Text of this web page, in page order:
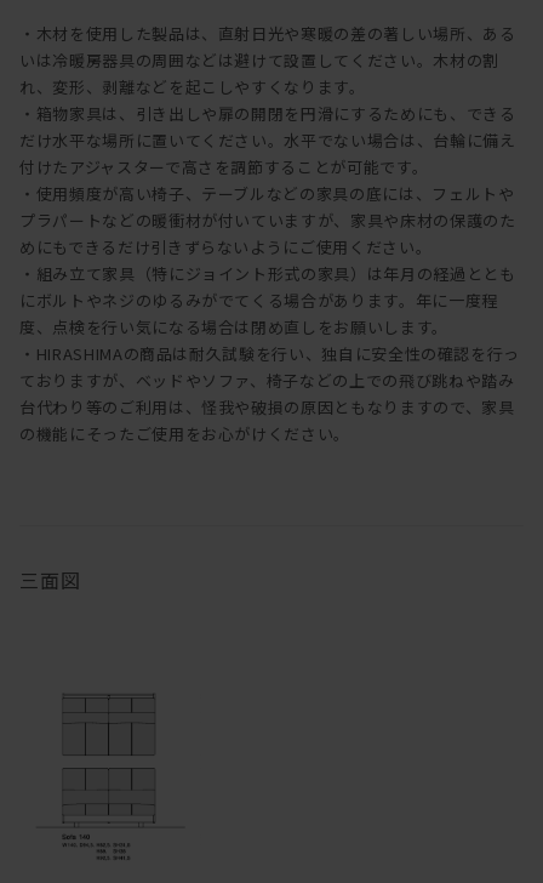
・木材を使用した製品は、直射日光や寒暖の差の著しい場所、ある
いは冷暖房器具の周囲などは避けて設置してください。木材の割
れ、変形、剥離などを起こしやすくなります。
・箱物家具は、引き出しや扉の開閉を円滑にするためにも、できる
だけ水平な場所に置いてください。水平でない場合は、台輪に備え
付けたアジャスターで高さを調節することが可能です。
・使用頻度が高い椅子、テーブルなどの家具の底には、フェルトや
プラパートなどの暖衝材が付いていますが、家具や床材の保護のた
めにもできるだけ引きずらないようにご使用ください。
・組み立て家具（特にジョイント形式の家具）は年月の経過ととも
にボルトやネジのゆるみがでてくる場合があります。年に一度程
度、点検を行い気になる場合は閉め直しをお願いします。
・HIRASHIMAの商品は耐久試験を行い、独自に安全性の確認を行っ
ておりますが、ベッドやソファ、椅子などの上での飛び跳ねや踏み
台代わり等のご利用は、怪我や破損の原因ともなりますので、家具
の機能にそったご使用をお心がけください。
三面図